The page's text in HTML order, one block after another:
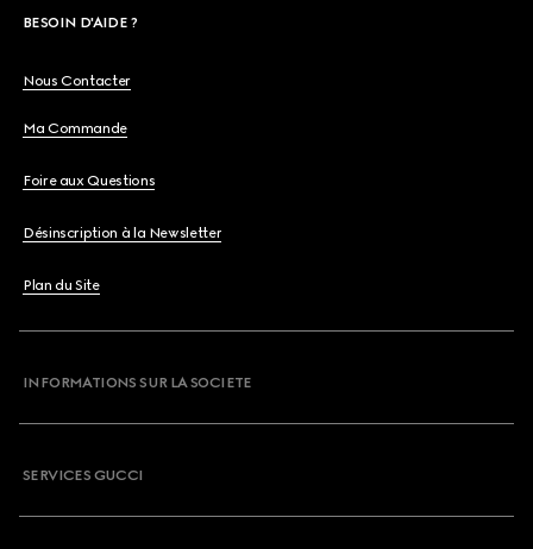
BESOIN D'AIDE ?
Nous Contacter
Ma Commande
Foire aux Questions
Désinscription à la Newsletter
Plan du Site
INFORMATIONS SUR LA SOCIETE
SERVICES GUCCI